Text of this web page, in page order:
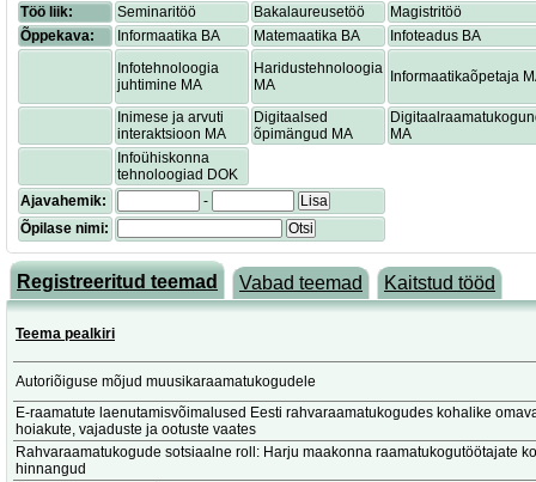
Töö liik:
Seminaritöö Bakalaureusetöö
Magistritöö
Õppekava:
Informaatika BA Matemaatika BA
Infoteadus BA
Infotehnoloogia
juhtimine MA
Haridustehnoloogia
MA
Informaatikaõpetaja
Inimese ja arvuti
interaktsioon MA
Digitaalsed
õpimängud MA
MA
Infoühiskonna
tehnoloogiad DOK
Ajavahemik:
-
Lisa
Õpilase nimi:
Otsi
Registreeritud teemad Vabad teemad Kaitstud tööd
Teema pealkiri
Autoriõiguse mõjud muusikaraamatukogudele
E-raamatute laenutamisvõimalused Eesti rahvaraamatukogudes kohalike
hoiakute, vajaduste ja ootuste vaates
Rahvaraamatukogude sotsiaalne roll: Harju maakonna raamatukogutöötajate
hinnangud